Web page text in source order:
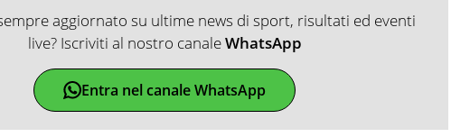
aggiornato su ultime news di sport, risultati ed eventi
live? Iscriviti al nostro canaleWhatsApp
Entra nel canale WhatsApp